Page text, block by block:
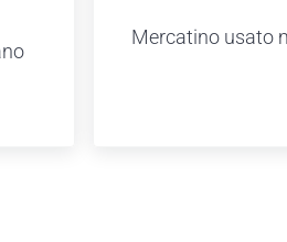
Mercatino usato